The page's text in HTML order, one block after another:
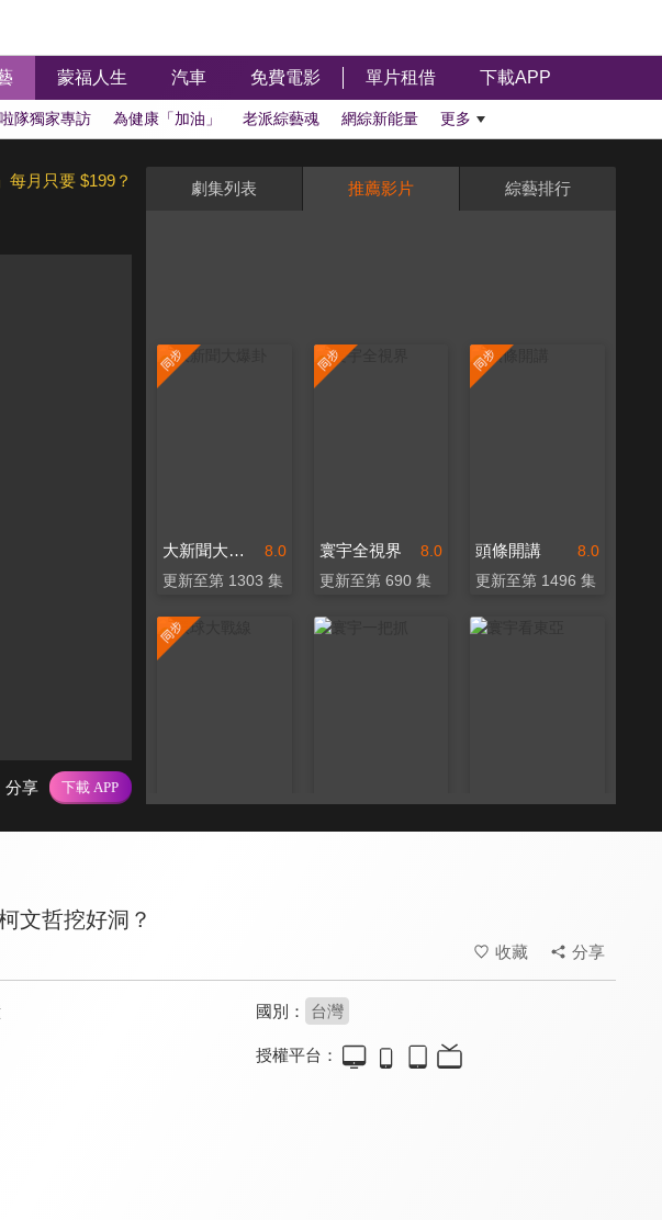
蒙福人生 汽車 免費電影 單片租借 下載APP
隊獨家專訪 為健康「加油」 老派綜藝魂 網綜新能量 更多
每月只要 $199？
分享
劇集列表 推薦影片 綜藝排行
8.0
大新聞大爆卦
更新至第 1303 集
8.0
寰宇全視界
更新至第 690 集
8.0
頭條開講
更新至第 1496 集
文哲挖好洞？
收藏 分享
國別： 台灣
授權平台：